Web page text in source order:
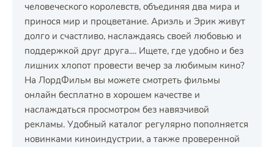
человеческого королевств, объединяя два мира и
принося мир и процветание. Ариэль и Эрик живут
долго и счастливо, наслаждаясь своей любовью и
поддержкой друг друга.... Ищете, где удобно и без
лишних хлопот провести вечер за любимым кино?
На ЛордФильм вы можете смотреть фильмы
онлайн бесплатно в хорошем качестве и
наслаждаться просмотром без навязчивой
рекламы. Удобный каталог регулярно пополняется
новинками киноиндустрии, а также проверенной